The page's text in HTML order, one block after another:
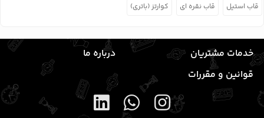
قاب استیل قاب نقره ای کوارتز (باتری)
خدمات مشتریان
درباره ما
قوانین و مقررات